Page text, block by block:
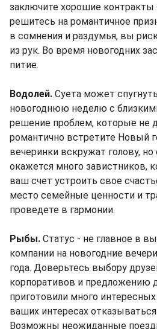
заключите хорошие контракты
решитесь на романтичное
в сомнения и раздумья, вы
из рук. Во время новогодних
питие.
Водолей. Суета может
новогоднюю неделю с
решение проблем, которые не
романтично встретите Новый
вечеринки вскружат голову,
окажется много завистников,
ваш счет устроить свое
место семейные ценности и
проведете в гармонии.
Рыбы. Статус - не главное в
компании на новогодние
года. Доверьтесь выбору
корпоративов и предложению
приготовили много
ваших интересах
Возможны неожиданные